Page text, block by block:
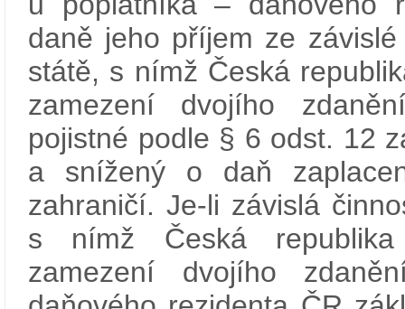
daně jeho příjem ze
státě, s nímž Česká
zamezení dvojího
pojistné podle § 6 odst. 12
a snížený o daň
zahraničí. Je-li závislá
s nímž Česká
zamezení dvojího